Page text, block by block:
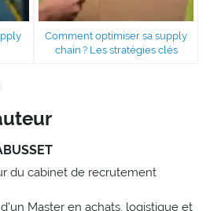
Comment optimiser sa supply
chain ? Les stratégies clés
du cabinet de recrutement
Master en achats, logistique et